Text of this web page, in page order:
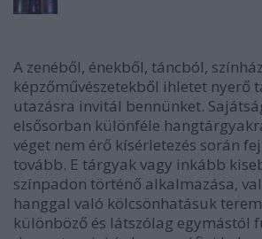
A zenéből, énekből, táncból,
képzőművészetekből ihletet nyerő
utazásra invitál bennünket.
elsősorban különféle
véget nem érő kísérletezés során
tovább. E tárgyak vagy inkább
színpadon történő alkalmazása,
hanggal való kölcsönhatásuk
különböző és látszólag egymástól